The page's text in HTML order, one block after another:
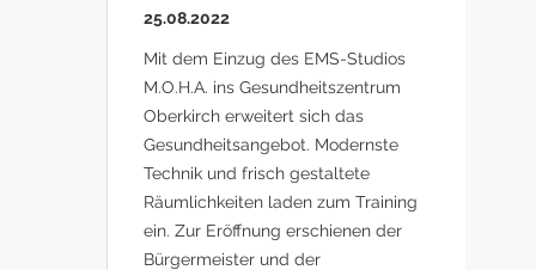
25.08.2022
Mit dem Einzug des EMS-Studios
M.O.H.A. ins Gesundheitszentrum
Oberkirch erweitert sich das
Gesundheitsangebot. Modernste
Technik und frisch gestaltete
Räumlichkeiten laden zum Training
ein. Zur Eröffnung erschienen der
Bürgermeister und der